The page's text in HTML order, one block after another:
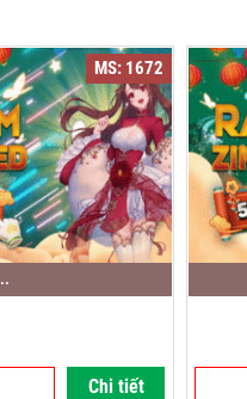
MS: 1672
..
Chi tiết